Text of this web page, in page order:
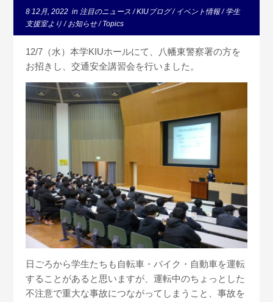
8 12月, 2022 in 注目のニュース/KIUブログ/ イベント情報/学生
支援室より/お知らせ/Topics
12/7（水）本学KIUホールにて、八幡東警察署の方を
お招きし、交通安全講習会を行いました。
日ごろから学生たちも自転車・バイク・自動車を運転
することがあると思いますが、運転中のちょっとした
不注意で重大な事故につながってしまうこと、事故を